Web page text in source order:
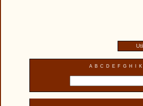
A B C D E F G H K